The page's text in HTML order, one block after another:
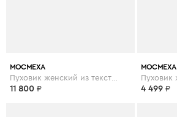
МОСМЕХА
11 800 ₽
МОСМЕХА
4 499 ₽